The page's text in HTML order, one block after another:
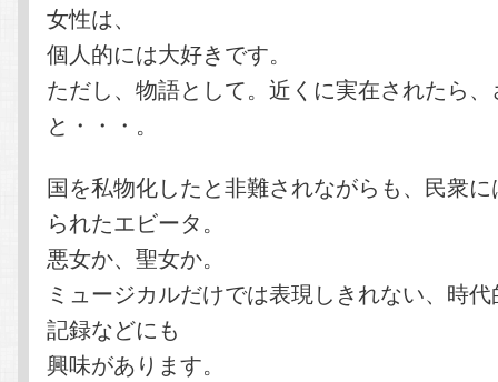
女性は、
個人的には大好きです。
ただし、物語として。近くに実在されたら
と・・・。
国を私物化したと非難されながらも、民衆
られたエビータ。
悪女か、聖女か。
ミュージカルだけでは表現しきれない、時
記録などにも
興味があります。